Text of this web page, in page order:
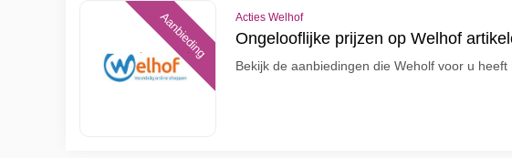
Aanbieding Acties Welhof
Ongelooflijke prijzen op Welhof
Bekijk de aanbiedingen die Weholf voor u heeft